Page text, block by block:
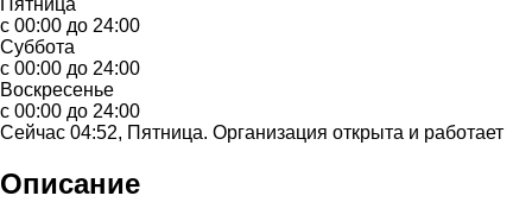
Пятница
с 00:00 до 24:00
Суббота
с 00:00 до 24:00
Воскресенье
с 00:00 до 24:00
Сейчас 04:52, Пятница. Организация открыта и работает
Описание